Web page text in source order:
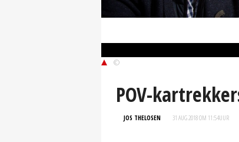
©
POV-
JOS THELOSEN 31 AUG 2018 OM 11:54UUR